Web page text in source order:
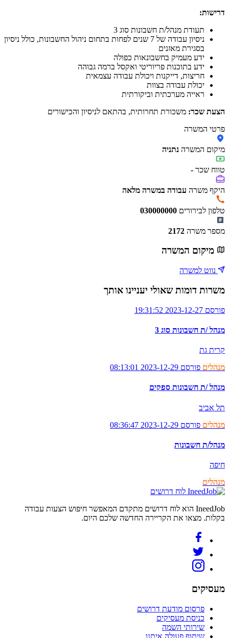
דרישות:
תעודת מנהל/ת חשבונות סוג 3
ניסיון עבודה של 7 שנים לפחות בתחום ניהול החשבונות, כולל ניסיון
בסגירת מאזנים
ידע מעמיק בחשבונאות כפולה
ידע בתוכנות פריוריטי ואקסל ברמה גבוהה
חריצות, דייקנות ויכולת עבודה עצמאית
יכולת עבודה בצוות
ראייה מערכתית וביקורתית
הצעת שכר: משכורת תחרותית, בהתאם לניסיון והכישורים
פרטי המשרה
מיקום המשרה נתניה
טווח שכר -
היקף משרה עבודה במשרה מלאה
טלפון לבירורים 030000000
מספר משרה 2172
מיקום המשרה
נווט למשרה
משרות דומות שאולי יעניינו אותך
פורסם 2023-12-27 19:31:52
מנהל /ת חשבונות סוג 3
קרית גת
מנהלים פורסם 2023-12-29 08:13:01
מנהל /ת חשבונות ספקים
תל אביב
מנהלים פורסם 2023-12-29 08:36:47
מנהל/ת חשבונות
חיפה
מנהלים
לוח דרושים
IneedJob הוא לוח דרושים מתקדם המאפשר חיפוש הצעות עבודה
בקלות. מצאו את הקריירה החדשה שלכם היום.
מעסיקים
פרסום מודעת דרושים
כניסת מעסיקים
שירותי השמה
שיתוף פעולה איתנו